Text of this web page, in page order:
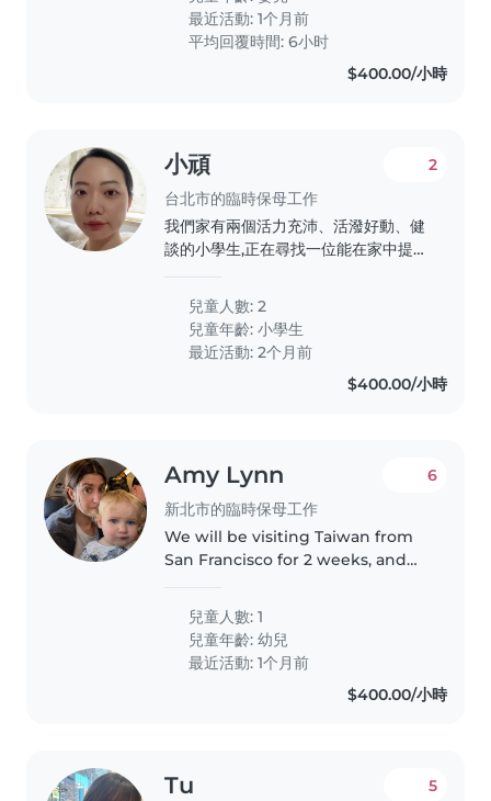
playful spirit would be ideal!
We'd..
最近活動: 1个月前
平均回覆時間: 6小时
$400.00/小時
小頑
台北市的臨時保母工作
2
我們家有兩個活力充沛、活潑好動、健
談的小學生,正在尋找一位能在家中提供
者能協助孩子們完成課後作業,並與他們
互動。如果您符合條件,歡迎聯繫我們!
兒童人數: 2
兒童年齡:小學生
最近活動: 2个月前
$400.00/小時
Amy Lynn
新北市的臨時保母工作
6
We will be visiting Taiwan from
San Francisco for 2 weeks, and
old girl m-f during the day.
兒童人數: 1
兒童年齡:幼兒
最近活動: 1个月前
$400.00/小時
Tu 5